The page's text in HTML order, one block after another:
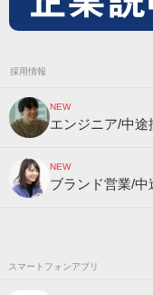
採用情報
NEW
エンジニア/中途
NEW
ブランド営業/中
スマートフォンアプリ